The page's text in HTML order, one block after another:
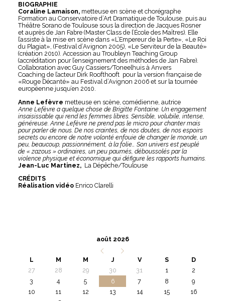
BIOGRAPHIE
Coraline Lamaison,metteuse en scène et chorégraphe
Formation au Conservatoire d’Art Dramatique de Toulouse, puis au
Théâtre Sorano de Toulouse sous la direction de Jacques Rosner
et auprès de Jan Fabre (Master Class de l’École des Maîtres). Elle
l’assiste à la mise en scène dans «L’Empereur de la Perte», «Le Roi
du Plagiat», (Festival d’Avignon 2005), «Le Serviteur de la Beauté»
(création 2010). Accession au Troubleyn Teaching Group
(accréditation pour l’enseignement des méthodes de Jan Fabre).
Collaboration avec Guy Cassiers/Toneelhuis à Anvers
Coaching de l’acteur Dirk Roofthooft pour la version française de
«Rouge Décanté» au Festival d’Avignon 2006 et sur la tournée
européenne jusqu’en 2010.
Anne Lefèvre metteuse en scène, comédienne, autrice
Anne Lefèvre a quelque chose de Brigitte Fontaine. Un engagement
insaisissable qui rend les femmes libres. Sensible, volubile, intense,
généreuse. Anne Lefèvre ne prend pas le micro pour chanter mais
pour parler de nous. De nos craintes, de nos doutes, de nos espoirs
secrets ou encore de notre volonté enfouie de changer le monde, un
peu, beaucoup, passionnément, à la folie… Son univers est peuplé
de « zazous » ordinaires, un peu paumés, déboussolés par la
violence physique et économique qui défigure les rapports humains.
Jean-Luc Martinez, La Dépêche/Toulouse
CRÉDITS
Réalisation vidéoEnrico Clarelli
août 2026
L M M J V S
D
27
28 29 30 31 1
2
3
4 5 6 7 8
9
10
11 12 13 14 15
16